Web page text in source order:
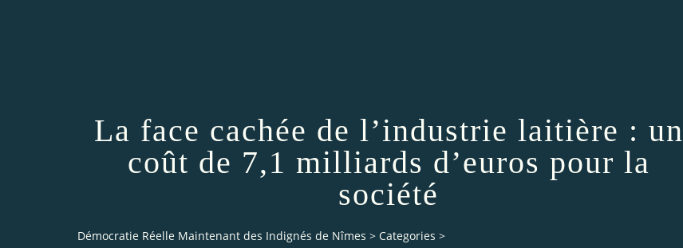
La face cachée de l’industrie laitière : un
coût de 7,1 milliards d’euros pour la
société
Démocratie Réelle Maintenant des Indignés de Nîmes > Categories >